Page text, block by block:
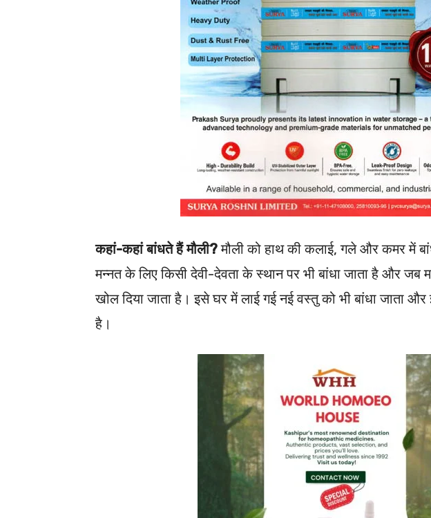
कहां-कहां बांधते हैं मौली?मौली को हाथ की कलाई, गले और कमर में
मन्नत के लिए किसी देवी-देवता के स्थान पर भी बांधा जाता है और जब
खोल दिया जाता है। इसे घर में लाई गई नई वस्तु को भी बांधा जाता
है।